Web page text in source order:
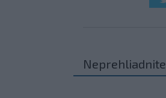
Neprehliadnite